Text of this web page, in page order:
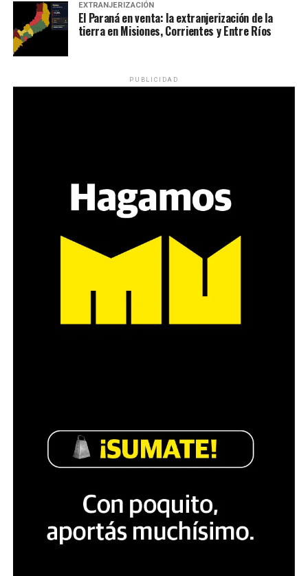
EXTRANJERIZACIÓN
El Paraná en venta: la extranjerización de la
tierra en Misiones, Corrientes y Entre Ríos
PUBLICIDAD